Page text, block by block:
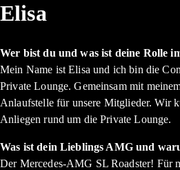
Elisa
Wer bist du und was ist deine Rolle
Mein Name ist Elisa und ich bin die
Private Lounge. Gemeinsam mit
Anlaufstelle für unsere Mitglieder. Wir
Anliegen rund um die Private Lounge.
Was ist dein Lieblings AMG und
Der Mercedes-AMG SL Roadster! Für